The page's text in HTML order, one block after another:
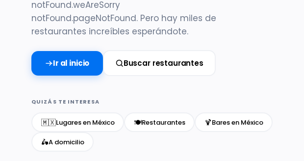
notFound.weAreSorry
notFound.pageNotFound. Pero hay miles de
restaurantes increíbles esperándote.
Ir al inicio Buscar restaurantes
QUIZÁS TE INTERESA
🇲🇽Lugares en México 🍽️Restaurantes 🍹Bares en México
🛵A domicilio